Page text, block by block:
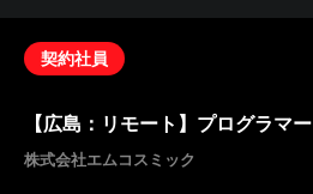
契約社員
【広島：リモート】プログラマー
株式会社エムコスミック